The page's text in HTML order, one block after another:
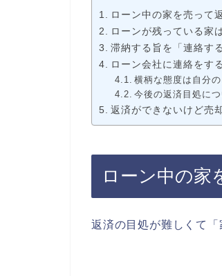
ローン中の家を売って
ローンが残っている家
滞納する旨を「連絡す
ローン会社に連絡をす
横柄な態度は自分
今後の返済目処に
返済ができないけど売
ローン中の家
返済の目処が難しくて